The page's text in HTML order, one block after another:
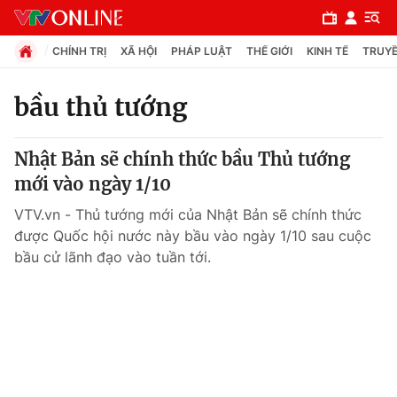
Chuyên mục
Chính trị
Xã hội
CHÍNH TRỊ XÃ HỘI PHÁP LUẬT THẾ GIỚI KINH TẾ
bầu thủ tướng
Nhật Bản sẽ chính thức bầu Thủ tướng
mới vào ngày 1/10
VTV.vn - Thủ tướng mới của Nhật Bản sẽ chính thức
được Quốc hội nước này bầu vào ngày 1/10 sau cuộc
bầu cử lãnh đạo vào tuần tới.